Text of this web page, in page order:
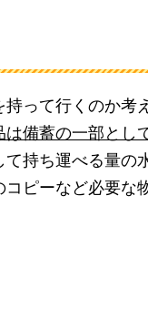
って行くのか考
は備蓄の一部とし
て持ち運べる量の
ピーなど必要な